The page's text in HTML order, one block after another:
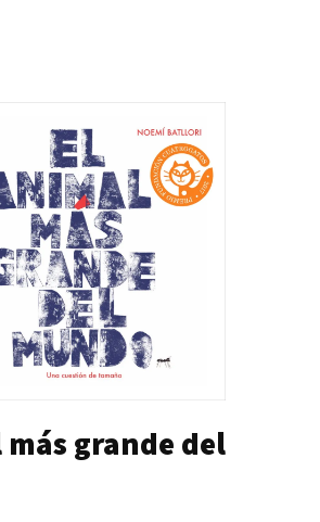
grande del